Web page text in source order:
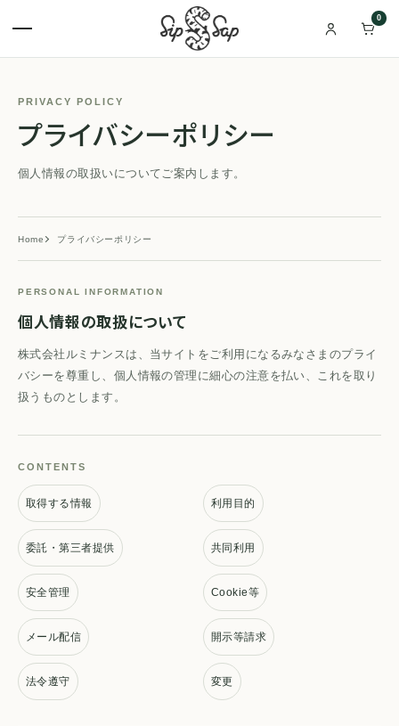
0
PRIVACY POLICY
プライバシーポリシー
個人情報の取扱いについてご案内します。
Home プライバシーポリシー
PERSONAL INFORMATION
個人情報の取扱について
株式会社ルミナンスは、当サイトをご利用になるみなさまのプライ
バシーを尊重し、個人情報の管理に細心の注意を払い、これを取り
扱うものとします。
CONTENTS
取得する情報 利用目的
委託・第三者提供 共同利用
安全管理 Cookie等
メール配信 開示等請求
法令遵守 変更